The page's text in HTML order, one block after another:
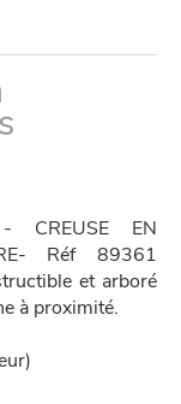
- CREUSE EN
Réf 89361
et arboré
à proximité.